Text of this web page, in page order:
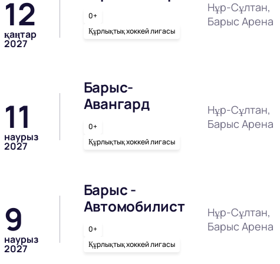
12
қаңтар
2027
0+
Құрлықтық хоккей лигасы
Нұр-Сұлтан,
Барыс Арена
11
наурыз
2027
Барыс-
Авангард
0+
Құрлықтық хоккей лигасы
Нұр-Сұлтан,
Барыс Арена
9
наурыз
2027
Барыс -
Автомобилист
0+
Құрлықтық хоккей лигасы
Нұр-Сұлтан,
Барыс Арена